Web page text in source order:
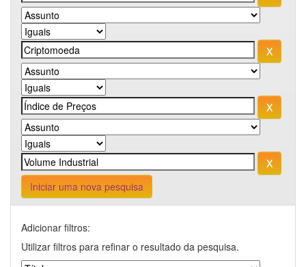
Iniciar uma nova pesquisa
Adicionar filtros:
Utilizar filtros para refinar o resultado da pesquisa.